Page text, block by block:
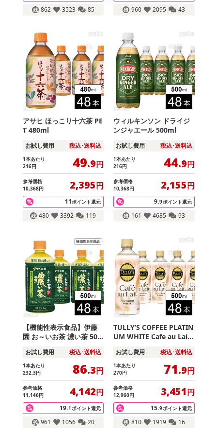
862 3523 85 960 2095 43
アサヒ ほっこり十六茶 PE
T 480ml
お試し費用 税込･送料込
1本あたり
216円 49.9円
参考価格
10,368円 2,395円
11ポイント還元
480 3392 119
ウィルキンソン ドライジ
ンジャエール 500ml
お試し費用 税込･送料込
1本あたり
216円 44.9円
参考価格
10,368円 2,155円
9.9ポイント還元
161 4685 93
【機能性表示食品】伊藤
園 お～いお茶 濃い茶 500
お試し費用 税込･送料込
1本あたり
232.3円 86.3円
参考価格
11,146円 4,142円
19.1ポイント還元
961 1056 20
TULLY’S COFFEE PLATIN
UM WHITE Cafe au Lait
お試し費用 税込･送料込
1本あたり
270円 71.9円
参考価格
12,960円 3,451円
15.9ポイント還元
810 1919 16